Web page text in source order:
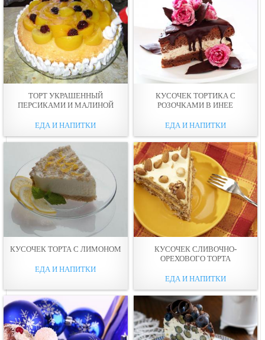
ТОРТ УКРАШЕННЫЙ
ПЕРСИКАМИ И МАЛИНОЙ
ЕДА И НАПИТКИ
КУСОЧЕК ТОРТИКА С
РОЗОЧКАМИ В ИНЕЕ
ЕДА И НАПИТКИ
КУСОЧЕК ТОРТА С ЛИМОНОМ
ЕДА И НАПИТКИ
КУСОЧЕК СЛИВОЧНО-
ОРЕХОВОГО ТОРТА
ЕДА И НАПИТКИ